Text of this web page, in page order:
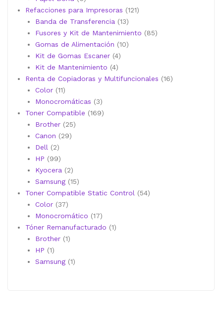
productos
Refacciones para Impresoras 121121
Banda de Transferencia 1313
productos
Fusores y Kit de Mantenimiento 8585
Gomas de Alimentación 1010
Kit de Gomas Escaner 44
Kit de Mantenimiento 44
productos
Renta de Copiadoras y Multifuncionales 1616
Color 1111
productos
Monocromáticas 33
productos
Toner Compatible 169169
Brother 2525
Canon 2929
Dell 22
productos
HP 9999
productos
Kyocera 22
productos
Samsung 1515
productos
Toner Compatible Static Control 5454
Color 3737
productos
Monocromático 1717
productos
Tóner Remanufacturado 11
Brother 11
HP 11
producto
Samsung 11